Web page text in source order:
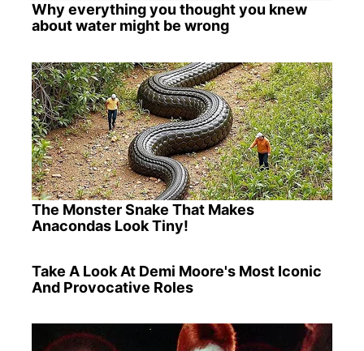
Why everything you thought you knew
about water might be wrong
The Monster Snake That Makes
Anacondas Look Tiny!
Take A Look At Demi Moore's Most Iconic
And Provocative Roles